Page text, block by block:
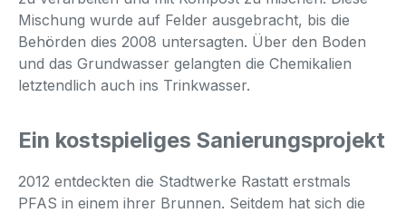
Mischung wurde auf Felder ausgebracht, bis die
Behörden dies 2008 untersagten. Über den Boden
und das Grundwasser gelangten die Chemikalien
letztendlich auch ins Trinkwasser.
Ein kostspieliges Sanierungsprojekt
2012 entdeckten die Stadtwerke Rastatt erstmals
PFAS in einem ihrer Brunnen. Seitdem hat sich die